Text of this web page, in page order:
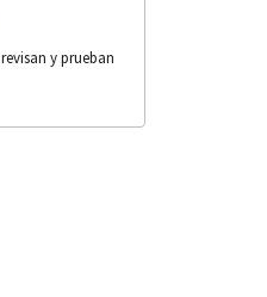
y prueban